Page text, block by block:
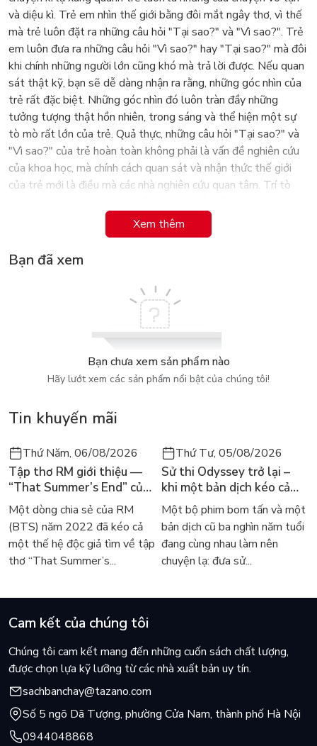
và diệu kì. Trẻ em nhìn thế giới bằng đôi mắt ngây thơ, vì thế
mà trẻ luôn đặt ra những câu hỏi "Tại sao?" và "Vì sao?". Trẻ
em luôn đưa ra những câu hỏi "Vì sao?" hay "Tại sao?" mà đôi
khi chính những người lớn cũng khó mà trả lời được. Nếu quan
sát thật kỹ, bạn sẽ dễ dàng nhận ra rằng, những góc nhìn của
trẻ rất đặc biệt. Những góc nhìn đó luôn tràn đầy những
tưởng tượng thật hồn nhiên, trong sáng và thể hiện một sự
tò mò rất lớn của trẻ. Quả thực, những câu hỏi "Tại sao?" và
"Vì sao?" của trẻ hoàn toàn không phải là vấn đề nghiên cứu
của khoa học, mà chính cách quan sát và nhận thức thế giới
của trẻ mới là điều mà các nhà nghiên cứu quan tâm. Trí tò
ta cần giúp trẻ nuôi dưỡng trí tò mò này, dùng nó làm động
lực thúc đẩy trẻ trưởng thành, say mê tìm hiểu những tri thức
khoa học, từ đó góp phần làm phát triển thế giới.
tầm và biên tập từ rất nhiều câu hỏi “Tại sao”, "Vì sao" của
trẻ. Qua quá trình chọn lọc cẩn thận, chu đáo, nhóm tác giả đã
tổng kết được những nội dung hết sức hấp dẫn, mới mẻ và
Xem thêm
Bạn đã xem
Bạn chưa xem sản phẩm nào
Hãy lướt xem các sản phẩm nổi bật của chúng tôi!
Tin khuyến mãi
Thứ Năm, 06/08/2026
Tập thơ RM giới thiệu —
“That Summer’s End” của
Lee Seong-bok ra mắt bản
tiếng Anh sau 4 năm gây
sốt
Một dòng chia sẻ của RM
(BTS) năm 2022 đã kéo cả
một thế hệ độc giả tìm về tập
thơ “That Summer’s...
Thứ Tư, 05/08/2026
Sử thi Odyssey trở lại –
khi một bản dịch kéo cả
thế giới về với văn học
kinh điển
Một bộ phim bom tấn và một
bản dịch cũ ba nghìn năm tuổi
đang cùng nhau làm nên
chuyện lạ: đưa sử...
Cam kết của chúng tôi
Chúng tôi cam kết mang đến những cuốn sách chất lượng,
được chọn lựa kỹ lưỡng từ các nhà xuất bản uy tín.
sachbanchay@tazano.com
Số 5 ngõ Dã Tượng, phường Cửa Nam, thành phố Hà Nội
0944048868